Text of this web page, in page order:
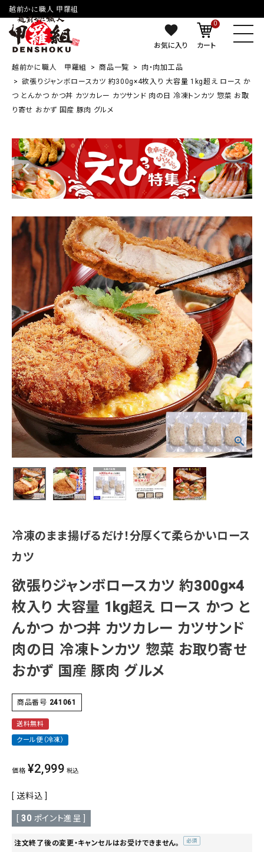
越前かに職人 甲羅組
お気に入り
0
カート
越前かに職人 甲羅組 商品一覧
肉・肉加工品
欲張りジャンボロースカツ 約300g×4枚入り 大容量 1kg超え ロース か
つ とんかつ かつ丼 カツカレー カツサンド 肉の日 冷凍トンカツ 惣菜 お取
り寄せ おかず 国産 豚肉 グルメ
冷凍のまま揚げるだけ！分厚くて柔らかいロース
カツ
欲張りジャンボロースカツ 約300g×4
枚入り 大容量 1kg超え ロース かつ と
んかつ かつ丼 カツカレー カツサンド
肉の日 冷凍トンカツ 惣菜 お取り寄せ
おかず 国産 豚肉 グルメ
商品番号 241061
送料無料
クール便（冷凍）
価格 ¥2,999 税込
送料込
30 ポイント進呈 ]
注文終了後の変更・キャンセルはお受けできません。